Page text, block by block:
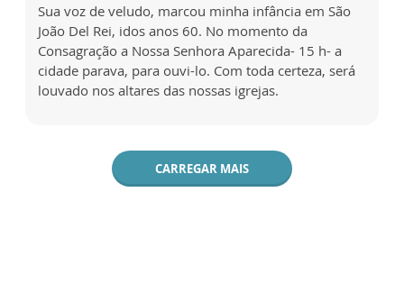
Sua voz de veludo, marcou minha infância em São
João Del Rei, idos anos 60. No momento da
Consagração a Nossa Senhora Aparecida- 15 h- a
cidade parava, para ouvi-lo. Com toda certeza, será
louvado nos altares das nossas igrejas.
CARREGAR MAIS